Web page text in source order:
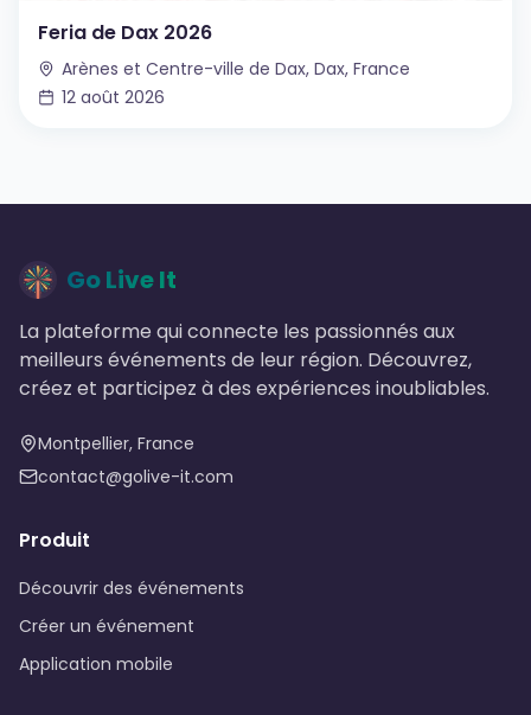
Feria de Dax 2026
Arènes et Centre-ville de Dax, Dax, France
12 août 2026
Go Live It
La plateforme qui connecte les passionnés aux
meilleurs événements de leur région. Découvrez,
créez et participez à des expériences inoubliables.
Montpellier, France
contact@golive-it.com
Produit
Découvrir des événements
Créer un événement
Application mobile